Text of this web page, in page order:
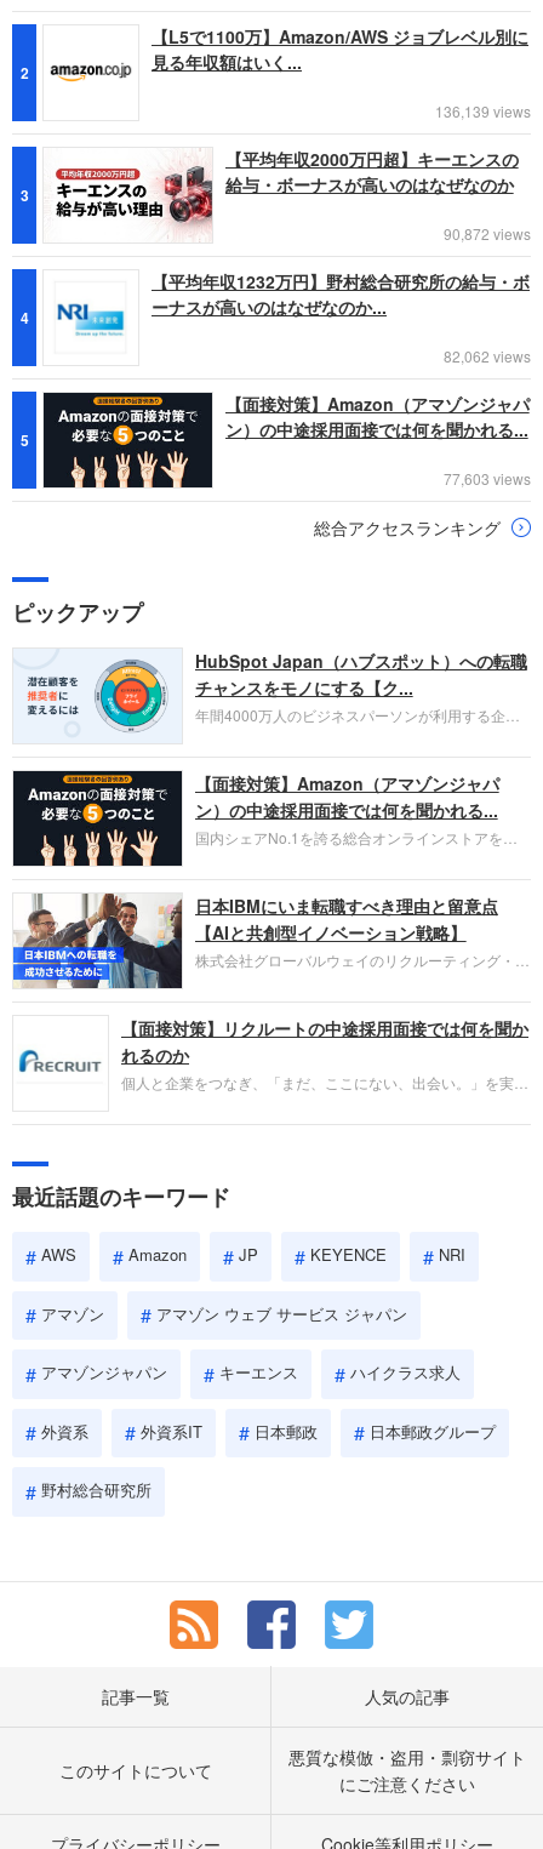
2
【L5で1100万】Amazon/AWS ジョブレベル別に
見る年収額はいく...
136,139 views
3
【平均年収2000万円超】キーエンスの
給与・ボーナスが高いのはなぜなのか
90,872 views
4
【平均年収1232万円】野村総合研究所の給与・ボ
ーナスが高いのはなぜなのか...
82,062 views
5
【面接対策】Amazon（アマゾンジャパ
ン）の中途採用面接では何を聞かれる...
77,603 views
総合アクセスランキング
ピックアップ
HubSpot Japan（ハブスポット）への転職
チャンスをモノにする【ク...
年間4000万人のビジネスパーソンが利用する企業
お勧めするイチオシ企業をご紹介します。今回はク
ラウド型CRMプラットフォームを提供する
HubSpot Japan（ハブスポット・ジャパン）株式会
社です。採用面接対策の企業研究にご活用くださ
い。
【面接対策】Amazon（アマゾンジャパ
ン）の中途採用面接では何を聞かれる...
国内シェアNo.1を誇る総合オンラインストアを運
圧倒的な存在感を持つAmazon。中途採用面接では
過去の具体的な業務成果やリーダーシップの発揮、
失敗からの学びが重視され、人間性やカルチャーフ
ィットも評価対象となり、長期的に成長できる仲間
であるかを多角的に審査されます。
日本IBMにいま転職すべき理由と留意点
【AIと共創型イノベーション戦略】
株式会社グローバルウェイのリクルーティング・パ
パーソンが利用する企業口コミサイト「キャリコ
ネ」の転職エージェントがお勧めするイチオシ企業
IBMです。採用面接対策の企業研究にご活用くださ
い。
【面接対策】リクルートの中途採用面接では何を聞か
れるのか
個人と企業をつなぎ、「まだ、ここにない、出会い。」を実現
やこれまでの成果を具体的に問われるほか、「人間性」も評価
しょう。
最近話題のキーワード
AWS Amazon JP KEYENCE NRI
アマゾン アマゾン ウェブ サービス ジャパン
アマゾンジャパン キーエンス ハイクラス求人
外資系 外資系IT 日本郵政 日本郵政グループ
野村総合研究所
記事一覧 人気の記事
このサイトについて
悪質な模倣・盗用・剽窃サイト
にご注意ください
プライバシーポリシー Cookie等利用ポリシー